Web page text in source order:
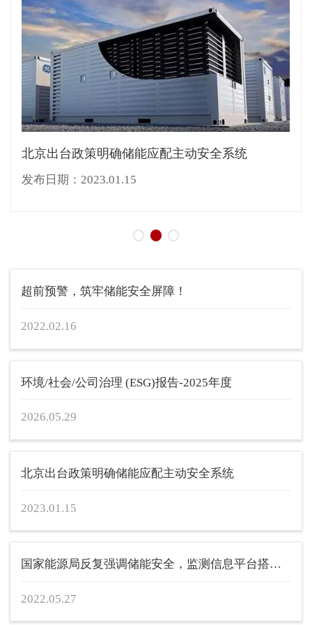
北京出台政策明确储能应配主动安全系统
发布日期：2023.01.15
超前预警，筑牢储能安全屏障！
2022.02.16
环境/社会/公司治理 (ESG)报告-2025年度
2026.05.29
北京出台政策明确储能应配主动安全系统
2023.01.15
国家能源局反复强调储能安全，监测信息平台搭建是关键
2022.05.27